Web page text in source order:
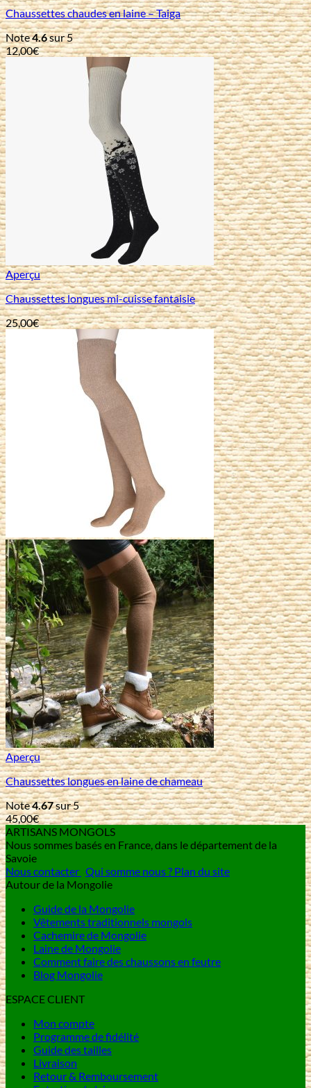
Chaussettes chaudes en laine – Taiga
Note4.6sur 5
12,00€
Aperçu
Chaussettes longues mi-cuisse fantaisie
25,00€
Aperçu
Chaussettes longues en laine de chameau
Note4.67sur 5
45,00€
ARTISANS MONGOLS
Nous sommes basés en France, dans le département de la
Savoie
Nous contacter Qui somme nous ? Plan du site
Autour de la Mongolie
Guide de la Mongolie
Vêtements traditionnels mongols
Cachemire de Mongolie
Laine de Mongolie
Comment faire des chaussons en feutre
Blog Mongolie
ESPACE CLIENT
Mon compte
Programme de fidélité
Guide des tailles
Livraison
Retour & Remboursement